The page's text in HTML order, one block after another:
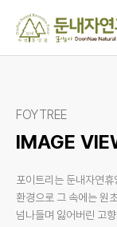
FOYTREE
IMAGE
포이트리는 둔내자연
환경으로 그 속에는 원
넘나들며 잃어버린 고